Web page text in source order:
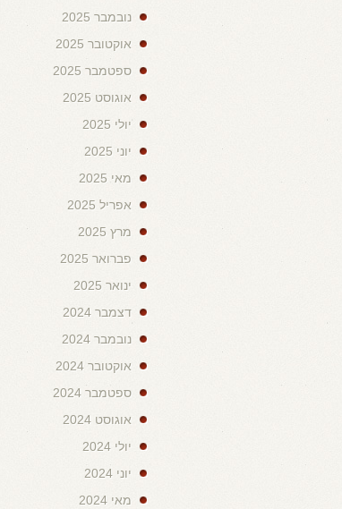
נובמבר 2025
אוקטובר 2025
ספטמבר 2025
אוגוסט 2025
יולי 2025
יוני 2025
מאי 2025
אפריל 2025
מרץ 2025
פברואר 2025
ינואר 2025
דצמבר 2024
נובמבר 2024
אוקטובר 2024
ספטמבר 2024
אוגוסט 2024
יולי 2024
יוני 2024
מאי 2024